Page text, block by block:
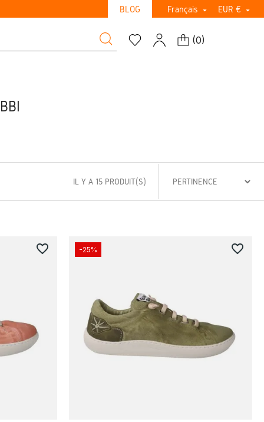
BLOG Français  EUR € 
(0)
IL Y A 15 PRODUIT(S)
favorite_border -25% favorite_border